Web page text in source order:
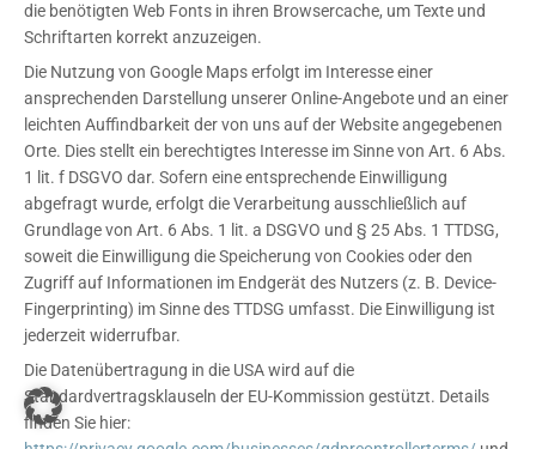
die benötigten Web Fonts in ihren Browsercache, um Texte und
Schriftarten korrekt anzuzeigen.
Die Nutzung von Google Maps erfolgt im Interesse einer
ansprechenden Darstellung unserer Online-Angebote und an einer
leichten Auffindbarkeit der von uns auf der Website angegebenen
Orte. Dies stellt ein berechtigtes Interesse im Sinne von Art. 6 Abs.
1 lit. f DSGVO dar. Sofern eine entsprechende Einwilligung
abgefragt wurde, erfolgt die Verarbeitung ausschließlich auf
Grundlage von Art. 6 Abs. 1 lit. a DSGVO und § 25 Abs. 1 TTDSG,
soweit die Einwilligung die Speicherung von Cookies oder den
Zugriff auf Informationen im Endgerät des Nutzers (z. B. Device-
Fingerprinting) im Sinne des TTDSG umfasst. Die Einwilligung ist
jederzeit widerrufbar.
Die Datenübertragung in die USA wird auf die
Standardvertragsklauseln der EU-Kommission gestützt. Details
finden Sie hier: